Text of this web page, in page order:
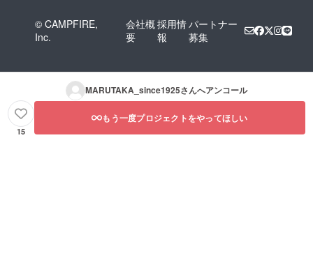
© CAMPFIRE,
Inc.
会社概
要
採用情
報
パートナー
募集
MARUTAKA_since1925さんへアンコール
15
もう一度プロジェクトをやってほしい